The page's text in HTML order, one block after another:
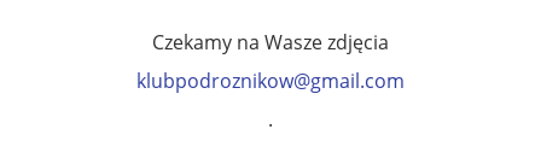
Czekamy na Wasze zdjęcia
klubpodroznikow@gmail.com
.